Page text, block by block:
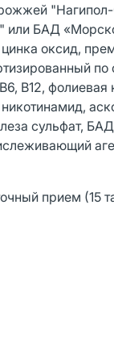
"Нагипол-
БАД
оксид,
по
В12, фолиевая
никотинамид,
сульфат, БАД
прием (15